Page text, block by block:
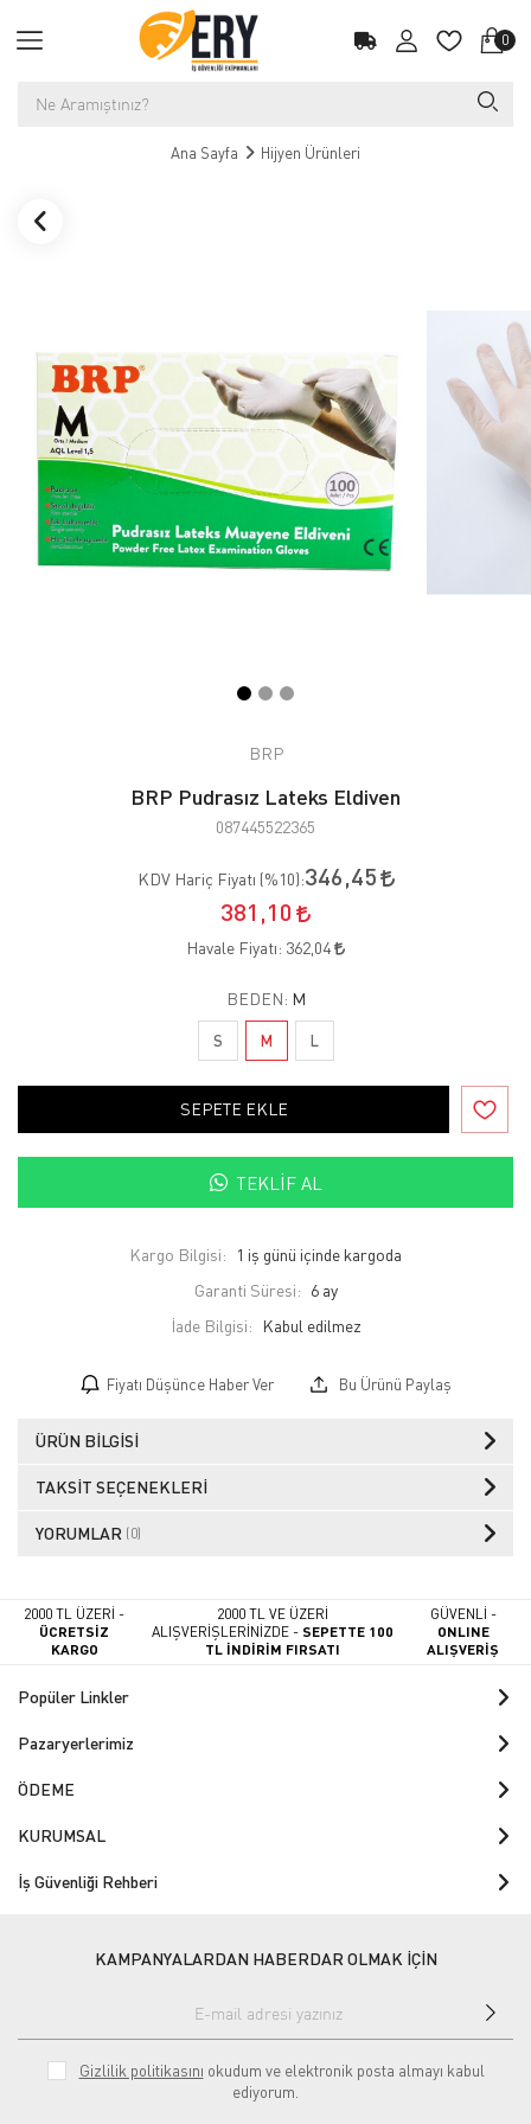
0
Ana Sayfa Hijyen Ürünleri
BRP
BRP Pudrasız Lateks Eldiven
087445522365
KDV Hariç Fiyatı (%10):346,45
381,10
Havale Fiyatı: 362,04
BEDEN: M
S M L
SEPETE EKLE
TEKLIF AL
Kargo Bilgisi:
1 iş günü içinde kargoda
Garanti Süresi: 6 ay
İade Bilgisi:
Fiyatı Düşünce Haber Ver Bu Ürünü Paylaş
ÜRÜN BILGISI
TAKSIT SEÇENEKLERI
YORUMLAR (0)
2000 TL ÜZERİ -
ÜCRETSİZ
KARGO
2000 TL VE ÜZERİ
ALIŞVERİŞLERİNİZDE -SEPETTE 100
TL İNDİRİM FIRSATI
GÜVENLİ -
ONLINE
ALIŞVERİŞ
Popüler Linkler
Pazaryerlerimiz
ÖDEME
KURUMSAL
İş Güvenliği Rehberi
KAMPANYALARDAN HABERDAR OLMAK İÇİN
Gizlilik politikasını okudum ve elektronik posta almayı kabul
ediyorum.